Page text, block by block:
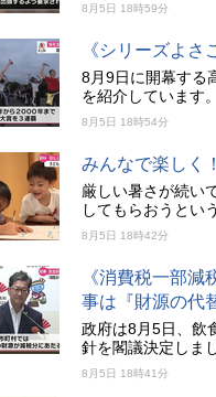
8月5日 18時59分
《シリーズよ
8月9日に開幕する
を紹介しています
8月5日 18時54分
みんなで楽しく
厳しい暑さが続い
してもらおうとい
8月5日 18時42分
《消費税一部
事は『財源の代
政府は8月5日、飲
針を閣議決定しま
8月5日 18時41分